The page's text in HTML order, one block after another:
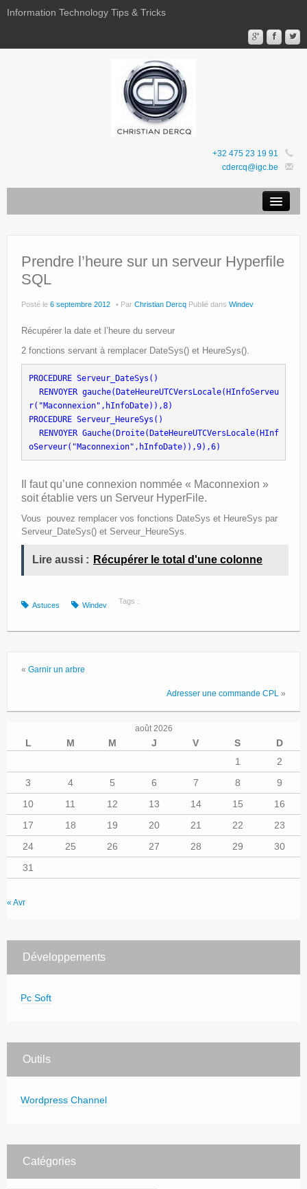
Information Technology Tips & Tricks
+32 475 23 19 91
cdercq@igc.be
Sites Web
Favoris
Site Principal
Politique de confidentialité
Prendre l’heure sur un serveur Hyperfile
SQL
Posté le 6 septembre 2012 Par Christian Dercq Publié dans Windev
Récupérer la date et l’heure du serveur
2 fonctions servant à remplacer DateSys() et HeureSys().
PROCEDURE Serveur_DateSys()
RENVOYER gauche(DateHeureUTCVersLocale(HInfoServeu
r("Maconnexion",hInfoDate)),8)
PROCEDURE Serveur_HeureSys()
RENVOYER Gauche(Droite(DateHeureUTCVersLocale(HInf
oServeur("Maconnexion",hInfoDate)),9),6)
Il faut qu’une connexion nommée « Maconnexion »
soit établie vers un Serveur HyperFile.
Vous pouvez remplacer vos fonctions DateSys et HeureSys par
Serveur_DateSys() et Serveur_HeureSys.
Lire aussi : Récupérer le total d'une colonne
Tags :
Astuces Windev
« Garnir un arbre
Adresser une commande CPL »
août 2026
L M M J V S
D
1
2
3
4 5 6 7 8
9
10
11 12 13 14 15
16
17
18 19 20 21 22
23
24
25 26 27 28 29
30
31
« Avr
Développements
Pc Soft
Outils
Wordpress Channel
Catégories